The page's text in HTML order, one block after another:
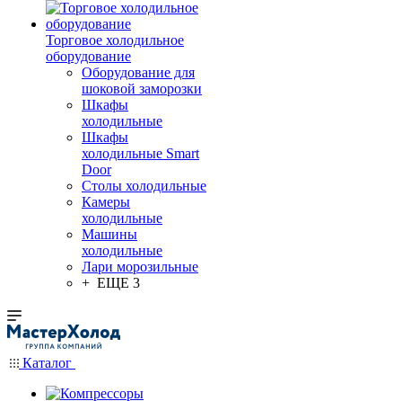
Торговое холодильное
оборудование
Оборудование для
шоковой заморозки
Шкафы
холодильные
Шкафы
холодильные Smart
Door
Столы холодильные
Камеры
холодильные
Машины
холодильные
Лари морозильные
+ ЕЩЕ 3
Каталог